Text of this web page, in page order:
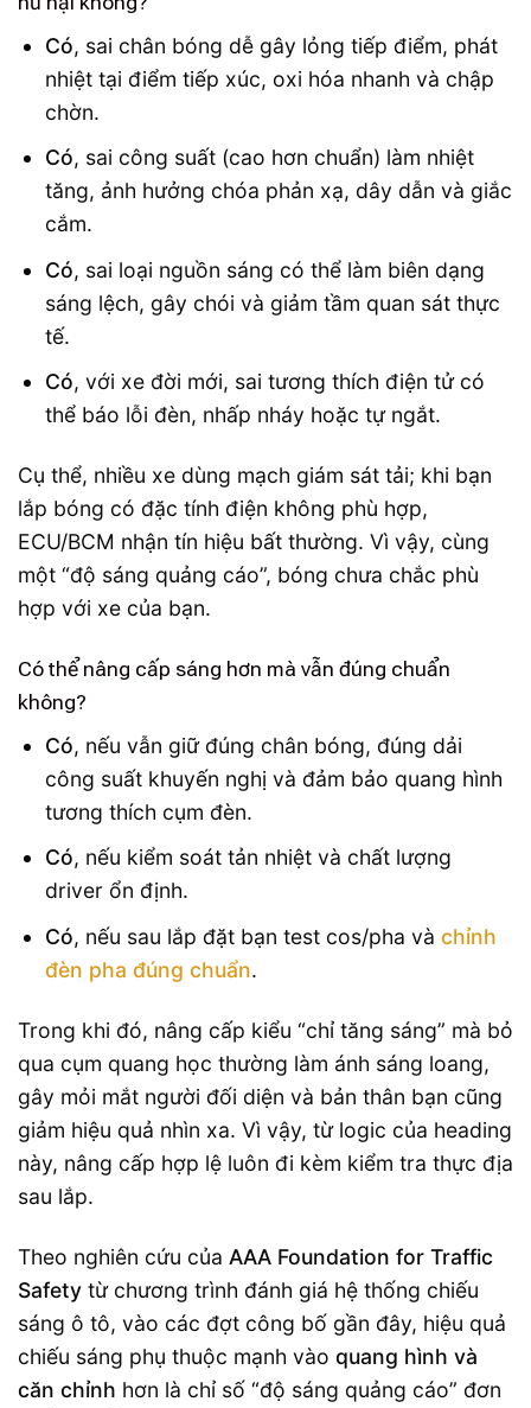
Có, sai chân bóng dễ gây lỏng tiếp điểm, phát
nhiệt tại điểm tiếp xúc, oxi hóa nhanh và chập
chờn.
Có, sai công suất (cao hơn chuẩn) làm nhiệt
tăng, ảnh hưởng chóa phản xạ, dây dẫn và giắc
cắm.
Có, sai loại nguồn sáng có thể làm biên dạng
sáng lệch, gây chói và giảm tầm quan sát thực
tế.
Có, với xe đời mới, sai tương thích điện tử có
thể báo lỗi đèn, nhấp nháy hoặc tự ngắt.
Cụ thể, nhiều xe dùng mạch giám sát tải; khi bạn
lắp bóng có đặc tính điện không phù hợp,
ECU/BCM nhận tín hiệu bất thường. Vì vậy, cùng
một “độ sáng quảng cáo”, bóng chưa chắc phù
hợp với xe của bạn.
Có thể nâng cấp sáng hơn mà vẫn đúng chuẩn
không?
Có, nếu vẫn giữ đúng chân bóng, đúng dải
công suất khuyến nghị và đảm bảo quang hình
tương thích cụm đèn.
Có, nếu kiểm soát tản nhiệt và chất lượng
driver ổn định.
Có, nếu sau lắp đặt bạn test cos/pha và chỉnh
đèn pha đúng chuẩn.
Trong khi đó, nâng cấp kiểu “chỉ tăng sáng” mà bỏ
qua cụm quang học thường làm ánh sáng loang,
gây mỏi mắt người đối diện và bản thân bạn cũng
giảm hiệu quả nhìn xa. Vì vậy, từ logic của heading
này, nâng cấp hợp lệ luôn đi kèm kiểm tra thực địa
sau lắp.
Theo nghiên cứu của AAA Foundation for Traffic
Safety từ chương trình đánh giá hệ thống chiếu
sáng ô tô, vào các đợt công bố gần đây, hiệu quả
chiếu sáng phụ thuộc mạnh vào quang hình và
căn chỉnh hơn là chỉ số “độ sáng quảng cáo” đơn